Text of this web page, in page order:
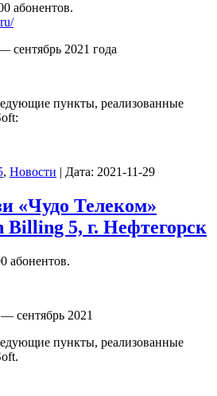
абонентов.
сентябрь 2021 года
пункты, реализованные
, Новости | Дата: 2021-11-29
«Чудо Телеком»
Billing 5, г. Нефтегорск
абонентов.
сентябрь 2021
пункты, реализованные